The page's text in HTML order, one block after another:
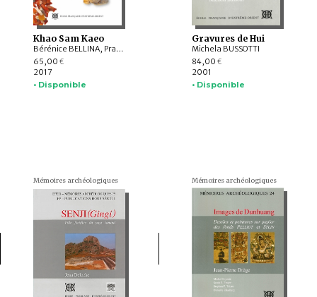
Khao Sam Kaeo
Bérénice BELLINA, Praon Silapanth, S. Jane Allen, Cristina Castillo, Pauline Burger, Armelle Charrié-Duhaut, Jacques Connan, Pierre Albrecht, Vincent Bernard, Julie Malakie , Andrew Bevan, Phaedra Bouvet, Aude FAVEREAU, Guillaume Épinal, Sophie Peronnet, Sachipan Srikanlaya, Hsiao-chun Hung , Yoshiyuki Iizuka, Tessa Boer-Mah, Thomas Oliver PRYCE, Mercedes Murillo-Barroso, Lynn Biggs, Marcos Martinón-Torres, Laure Dussubieux, Brigitte Borell
65,00 €
2017
• Disponible
Gravures de Hui
Michela BUSSOTTI
84,00 €
2001
• Disponible
Mémoires archéologiques Mémoires archéologiques